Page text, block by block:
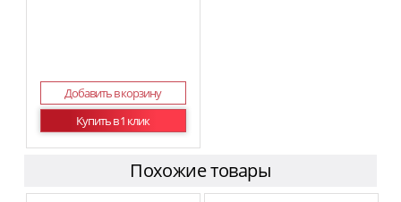
Добавить в корзину
Купить в 1 клик
Похожие товары